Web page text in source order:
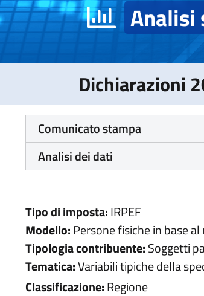
Analisi
Dichiarazioni
Comunicato stampa
Analisi dei dati
Tipo di imposta:IRPEF
Modello:Persone fisiche in base
Tipologia contribuente:Soggetti
Tematica:Variabili tipiche della
Classificazione:Regione